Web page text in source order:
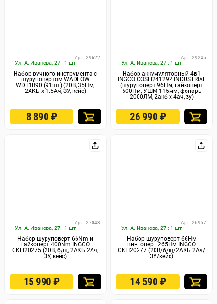
Ул. А. Иванова, 27 : 1 шт
Арт. 29622
Набор ручного инструмента с
шуруповертом WADFOW
WDT1B90 (91шт) (20В, 35Нм,
2АКБ x 1.5Ач, ЗУ, кейс)
8 890 ₽
Ул. А. Иванова, 27 : 1 шт
Арт. 29245
Набор аккумуляторный 4в1
INGCO COSLI241292 INDUSTRIAL
(шуруповерт 96Нм, гайковерт
500Нм, УШМ 115мм, фонарь
2000ЛМ, 2акб x 4ач, зу)
26 990 ₽
Ул. А. Иванова, 27 : 1 шт
Арт. 27043
Набор шуруповерт 66Nm и
гайковерт 400Nm INGCO
CKLI20275 (20В, б/щ, 2АКБ 2Ач,
ЗУ, кейс)
15 990₽
Ул. А. Иванова, 27 : 1 шт
Арт. 26967
Набор шуруповерт 66Нм
винтоверт 265Нм INGCO
CKLI20277 (20В/б/щ/2АКБ 2Ач/
ЗУ/кейс)
14 590 ₽